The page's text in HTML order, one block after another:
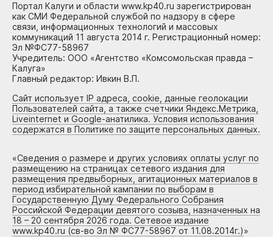
Портал Калуги и области www.kp40.ru зарегистрирован
как СМИ Федеральной службой по надзору в сфере
связи, информационных технологий и массовых
коммуникаций 11 августа 2014 г. Регистрационный номер:
Эл №ФС77-58967
Учредитель: ООО «Агентство «Комсомольская правда –
Калуга»
Главный редактор: Ивкин В.П.
Сайт использует IP адреса, cookie, данные геолокации
Пользователей сайта, а также счетчики Яндекс.Метрика,
Liveinternet и Google-анатилика. Условия использования
содержатся в Политике по защите персональных данных.
«Сведения о размере и других условиях оплаты услуг по
размещению на страницах сетевого издания для
размещения предвыборных, агитационных материалов в
период избирательной кампании по выборам в
Государственную Думу Федерального Собрания
Российской Федерации девятого созыва, назначенных на
18 – 20 сентября 2026 года. Сетевое издание
www.kp40.ru (св-во Эл № ФС77-58967 от 11.08.2014г.)»